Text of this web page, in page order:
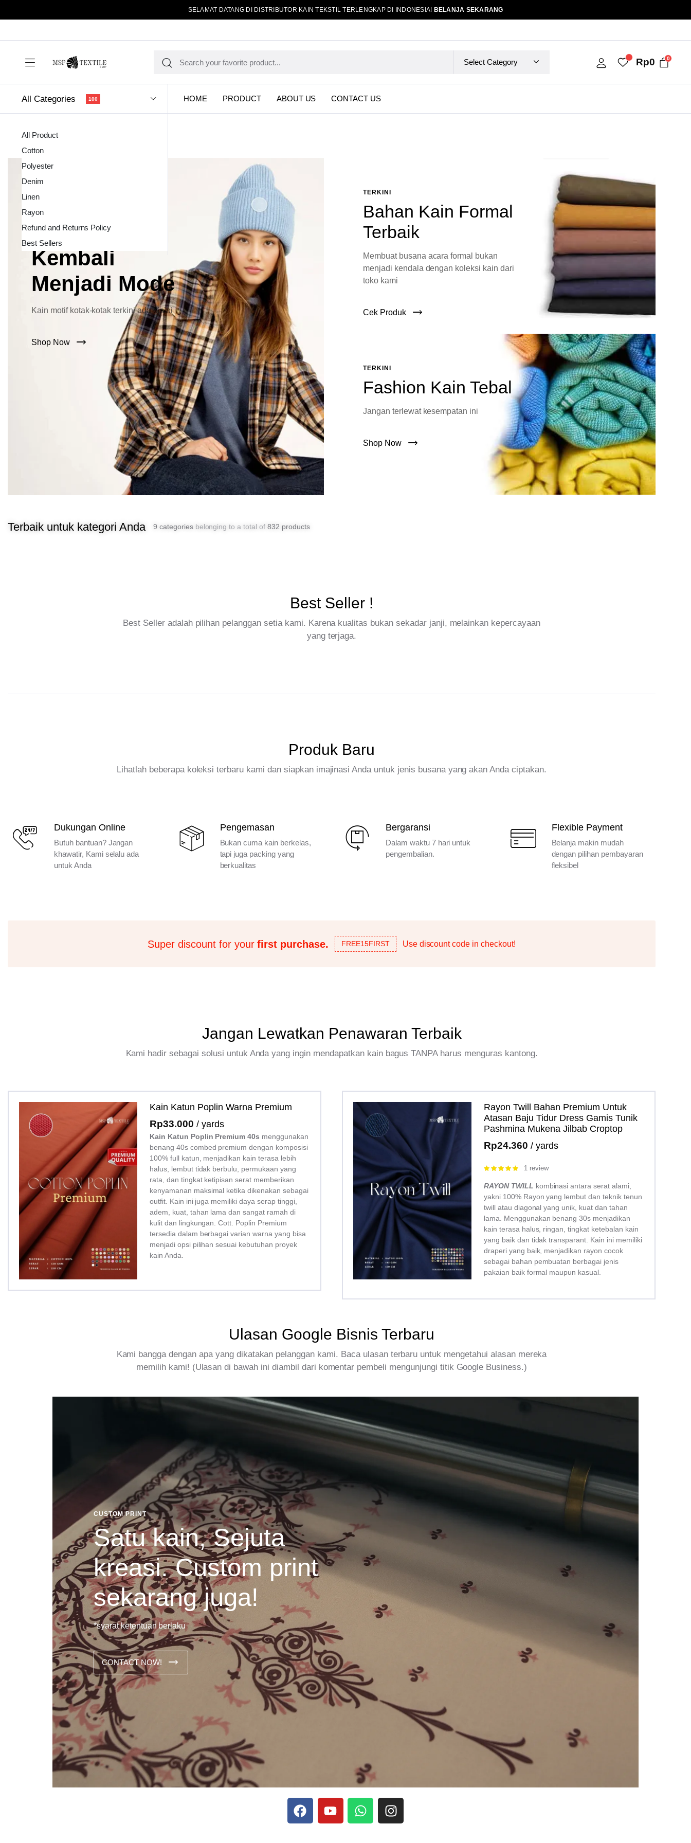
SELAMAT DATANG DI DISTRIBUTOR KAIN TEKSTIL TERLENGKAP DI INDONESIA! BELANJA SEKARANG
Rp0 0
All Categories 100
All Product
Cotton
Polyester
Denim
Linen
Rayon
Refund and Returns Policy
Best Sellers
HOME PRODUCT ABOUT US CONTACT US
Kain Pola
Lebar Kini
Kembali
Menjadi Mode
Kain motif kotak-kotak terkini ada disini
Shop Now
TERKINI
Bahan Kain Formal
Terbaik
Membuat busana acara formal bukan
menjadi kendala dengan koleksi kain dari
toko kami
Cek Produk
TERKINI
Fashion Kain Tebal
Jangan terlewat kesempatan ini
Shop Now
Terbaik untuk kategori Anda 9 categoriesbelonging to a total of 832 products
Best Seller !
Best Seller adalah pilihan pelanggan setia kami. Karena kualitas bukan sekadar janji, melainkan kepercayaan
yang terjaga.
Produk Baru
Lihatlah beberapa koleksi terbaru kami dan siapkan imajinasi Anda untuk jenis busana yang akan Anda ciptakan.
Dukungan Online
Butuh bantuan? Jangan
khawatir, Kami selalu ada
untuk Anda
Pengemasan
Bukan cuma kain berkelas,
tapi juga packing yang
berkualitas
Bergaransi
Dalam waktu 7 hari untuk
pengembalian.
Flexible Payment
Belanja makin mudah
dengan pilihan pembayaran
fleksibel
Super discount for yourfirst purchase. FREE15FIRST Use discount code in checkout!
Jangan Lewatkan Penawaran Terbaik
Kami hadir sebagai solusi untuk Anda yang ingin mendapatkan kain bagus TANPA harus menguras kantong.
Kain Katun Poplin Warna Premium
Rp33.000 / yards
Kain Katun Poplin Premium 40s menggunakan
benang 40s combed premium dengan komposisi
100% full katun, menjadikan kain terasa lebih
halus, lembut tidak berbulu, permukaan yang
rata, dan tingkat ketipisan serat memberikan
kenyamanan maksimal ketika dikenakan sebagai
outfit. Kain ini juga memiliki daya serap tinggi,
adem, kuat, tahan lama dan sangat ramah di
kulit dan lingkungan. Cott. Poplin Premium
tersedia dalam berbagai varian warna yang bisa
menjadi opsi pilihan sesuai kebutuhan proyek
kain Anda.
Rayon Twill Bahan Premium Untuk
Atasan Baju Tidur Dress Gamis Tunik
Pashmina Mukena Jilbab Croptop
Rp24.360 / yards
Rated
1 review
RAYON TWILL kombinasi antara serat alami,
yakni 100% Rayon yang lembut dan teknik tenun
twill atau diagonal yang unik, kuat dan tahan
lama. Menggunakan benang 30s menjadikan
kain terasa halus, ringan, tingkat ketebalan kain
yang baik dan tidak transparant. Kain ini memiliki
draperi yang baik, menjadikan rayon cocok
sebagai bahan pembuatan berbagai jenis
pakaian baik formal maupun kasual.
Ulasan Google Bisnis Terbaru
Kami bangga dengan apa yang dikatakan pelanggan kami. Baca ulasan terbaru untuk mengetahui alasan mereka
memilih kami! (Ulasan di bawah ini diambil dari komentar pembeli mengunjungi titik Google Business.)
CUSTOM PRINT
Satu kain, Sejuta
kreasi. Custom print
sekarang juga!
*syarat ketentuan berlaku
CONTACT NOW!